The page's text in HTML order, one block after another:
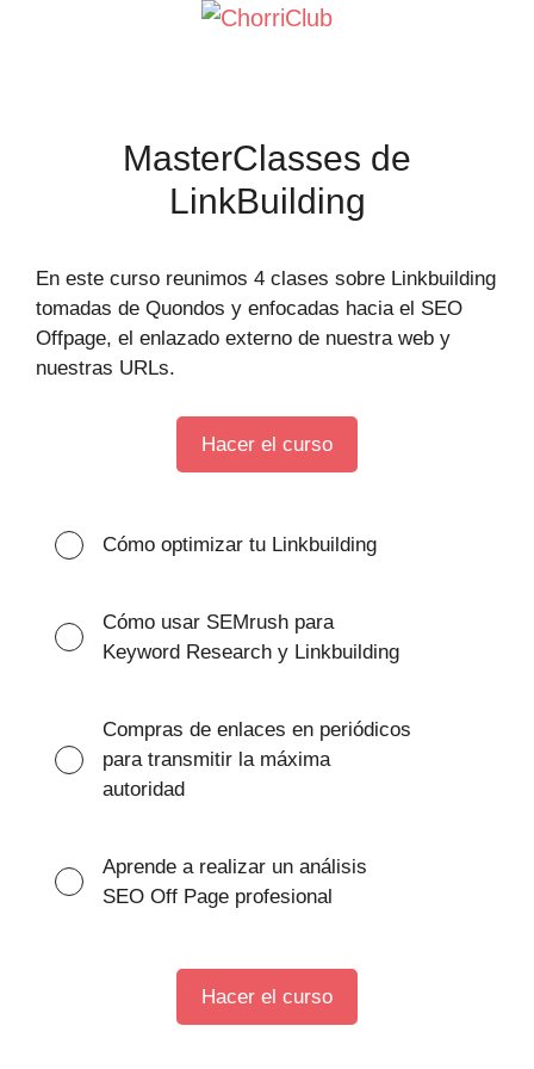
MasterClasses de
LinkBuilding
En este curso reunimos 4 clases sobre Linkbuilding
tomadas de Quondos y enfocadas hacia el SEO
Offpage, el enlazado externo de nuestra web y
nuestras URLs.
Hacer el curso
Cómo optimizar tu Linkbuilding
Cómo usar SEMrush para
Keyword Research y Linkbuilding
Compras de enlaces en periódicos
para transmitir la máxima
autoridad
Aprende a realizar un análisis
SEO Off Page profesional
Hacer el curso